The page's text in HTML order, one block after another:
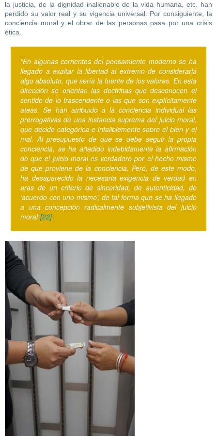
la justicia, de la dignidad inalienable de la vida humana, etc. han
perdido su valor real y su vigencia universal. Por consiguiente, la
conciencia moral y el obrar de las personas pasa por una crisis
ética.
“En algunas corrientes del pensamiento moderno se ha
llegado a exaltar la libertad al extremo de considerarla
algo absoluto, que sería la fuente de los valores. En esta
dirección se orientan las doctrinas que desconocen el
sentido de lo trascendente o las que son explícitamente
ateas. Se han atribuido a la conciencia individual las
prerrogativas de una instancia suprema del juicio moral,
que decide categórica e infaliblemente sobre el bien y el
mal. Al presupuesto de que se debe seguir la propia
conciencia, se ha añadido indebidamente la afirmación
de que el juicio moral es verdadero por el hecho mismo
de que proviene de la conciencia. Pero, de este modo,
ha desaparecido la necesaria exigencia de verdad en
aras de un criterio de sinceridad, de autenticidad, de
‘acuerdo con uno mismo’, de tal forma que se ha llegado
a una concepción radicalmente subjetivista del juicio
moral”[22].